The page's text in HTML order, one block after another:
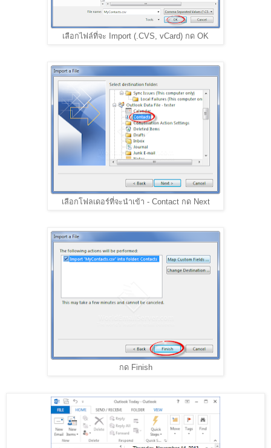
เลือกไฟล์ที่จะ Import (.CVS, vCard) กด OK
เลือกโฟลเดอร์ที่จะนำเข้า - Contact กด Next
กด Finish